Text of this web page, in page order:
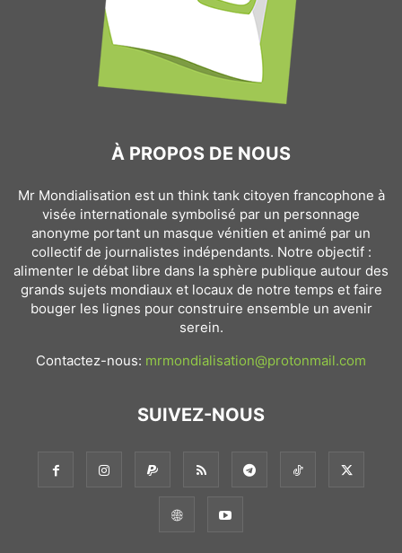
À PROPOS DE NOUS
Mr Mondialisation est un think tank citoyen francophone à
visée internationale symbolisé par un personnage
anonyme portant un masque vénitien et animé par un
collectif de journalistes indépendants. Notre objectif :
alimenter le débat libre dans la sphère publique autour des
grands sujets mondiaux et locaux de notre temps et faire
bouger les lignes pour construire ensemble un avenir
serein.
Contactez-nous: mrmondialisation@protonmail.com
SUIVEZ-NOUS